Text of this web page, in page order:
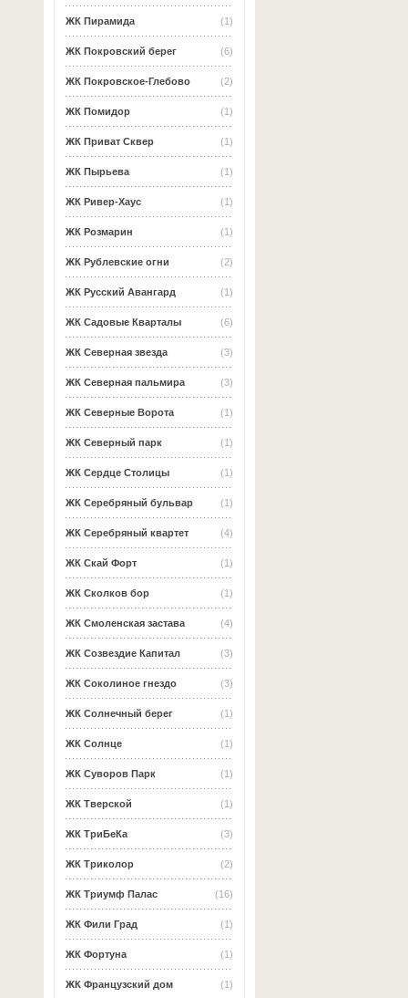
(1)
ЖК Пирамида
(6)
ЖК Покровский берег
(2)
ЖК Покровское-Глебово
(1)
ЖК Помидор
(1)
ЖК Приват Сквер
(1)
ЖК Пырьева
(1)
ЖК Ривер-Хаус
(1)
ЖК Розмарин
(2)
ЖК Рублевские огни
(1)
ЖК Русский Авангард
(6)
ЖК Садовые Кварталы
(3)
ЖК Северная звезда
(3)
ЖК Северная пальмира
(1)
ЖК Северные Ворота
(1)
ЖК Северный парк
(1)
ЖК Сердце Столицы
(1)
ЖК Серебряный бульвар
(4)
ЖК Серебряный квартет
(1)
ЖК Скай Форт
(1)
ЖК Сколков бор
(4)
ЖК Смоленская застава
(3)
ЖК Созвездие Капитал
(3)
ЖК Соколиное гнездо
(1)
ЖК Солнечный берег
(1)
ЖК Солнце
(1)
ЖК Суворов Парк
(1)
ЖК Тверской
(3)
ЖК ТриБеКа
(2)
ЖК Триколор
(16)
ЖК Триумф Палас
(1)
ЖК Фили Град
(1)
ЖК Фортуна
(1)
ЖК Французский дом